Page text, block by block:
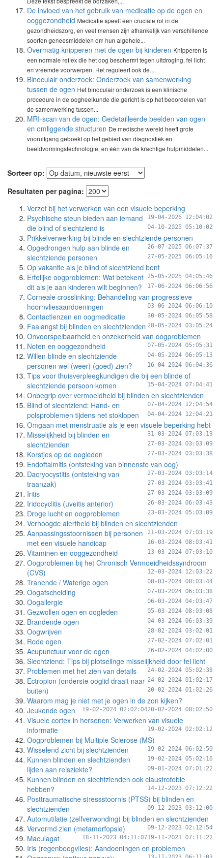
De invloed van het gebruik van medicatie op de ogen en
ooggezondheid Medicatie speelt een cruciale rol in de
gezondheidszorg, en veel mensen zijn afhankelijk van verschillende
soorten geneesmiddelen om hun algehele...
Overmatig knipperen met de ogen bij kinderen Knipperen is
een normale reflex die het oog beschermt tegen uitdroging, fel licht
en vreemde voorwerpen. Het reguleert ook de...
Binoculair onderzoek: Onderzoek van samenwerking
tussen de ogen Het binoculair onderzoek is een klinische
procedure in de oogheelkunde die gericht is op het beoordelen van
de samenwerking tussen...
MRI-scan van de ogen: Gedetailleerde beelden van ogen
en omliggende structuren De medische wereld heeft grote
vooruitgang geboekt op het gebied van diagnostiek en
beeldvormingstechnologie, en één van de krachtige hulpmiddelen...
Sorteer op:
Resultaten per pagina:
Verzet bij het verwerken van een visuele beperking
19-04-2026 12:04:02
Psychische steun bieden aan iemand
die blind of slechtziend is
04-10-2025 05:10:02
Prikkelverwerking bij blinde en slechtziende personen
26-07-2025 06:07:37
Opgedrongen hulp aan blinde en
slechtziende personen
27-05-2025 06:05:16
Op vakantie als je blind of slechtziend bent
25-05-2025 04:05:46
Erfelijke oogproblemen: Wat betekent
dit als je aan kinderen wilt beginnen?
17-06-2024 06:06:56
Corneale crosslinking: Behandeling van progressieve
hoornvliesaandoeningen
03-06-2024 06:06:10
Contactlenzen en oogmedicatie 30-05-2024 06:05:58
Faalangst bij blinden en slechtzienden 28-05-2024 03:05:24
Onvoorspelbaarheid en onzekerheid van oogproblemen
07-05-2024 05:05:31
Noten en ooggezondheid
04-05-2024 06:05:13
Willen blinde en slechtziende
personen wel (weer) (goed) zien?
16-04-2024 06:04:36
Tips voor thuisverpleegkundigen die bij een blinde of
slechtziende persoon komen
15-04-2024 07:04:41
Onbegrip over vermoeidheid bij blinden en slechtzienden
07-04-2024 12:04:54
Blind of slechtziend: Hand- en
polsproblemen tijdens het stoklopen
04-04-2024 12:04:21
Omgaan met menstruatie als je een visuele beperking hebt
31-03-2024 07:03:13
Misselijkheid bij blinden en
slechtzienden
27-03-2024 03:03:09
Korstjes op de oogleden 27-03-2024 03:03:38
Endoftalmitis (ontsteking van binnenste van oog)
27-03-2024 03:03:14
Dacryocystitis (ontsteking van
traanzak)
27-03-2024 03:03:41
Iritis 27-03-2024 03:03:09
Iridocyclitis (uveitis anterior) 26-03-2024 06:03:43
Droge lucht en oogproblemen 23-03-2024 05:03:09
Verhoogde alertheid bij blinden en slechtzienden
21-03-2024 07:03:19
Aanpassingsstoornissen bij personen
met een visuele handicap
16-03-2024 08:03:41
Vitaminen en ooggezondheid 13-03-2024 07:03:10
Oogproblemen bij het Chronisch Vermoeidheidssyndroom
(CVS)
12-03-2024 12:03:22
Tranende / Waterige ogen 08-03-2024 08:03:44
Oogafscheiding 07-03-2024 06:03:38
Oogallergie 06-03-2024 04:03:47
Gezwollen ogen en oogleden 05-03-2024 08:03:08
Brandende ogen 04-03-2024 06:03:39
Oogwrijven 28-02-2024 03:02:01
Rode ogen 27-02-2024 07:02:01
Acupunctuur voor de ogen 26-02-2024 04:02:00
Slechtziend: Tips bij plotselinge misselijkheid door fel licht
24-02-2024 05:02:38
Problemen met het zien van details
24-02-2024 01:02:17
Ectropion (onderste ooglid draait naar
buiten)
20-02-2024 01:02:26
Waarom mag je niet met je ogen in de zon kijken?
20-02-2024 08:02:50
Jeukende ogen 19-02-2024 02:02:04
Visuele cortex in hersenen: Verwerken van visuele
informatie
19-02-2024 02:02:12
Oogproblemen bij Multiple Sclerose (MS)
19-02-2024 06:02:50
Wisselend zicht bij slechtzienden
19-02-2024 05:02:16
Kunnen blinden en slechtzienden
lijden aan reisziekte?
09-01-2024 07:01:22
Kunnen blinden en slechtzienden ook claustrofobie
hebben?
14-12-2023 07:12:22
Posttraumatische stressstoornis (PTSS) bij blinden en
slechtzienden
09-12-2023 03:12:00
Automutilatie (zelfverwonding) bij blinden en slechtzienden
09-12-2023 02:12:54
Vervormd zien (metamorfopsie)
19-11-2023 07:11:22
Maculagat 18-11-2023 04:11:07
Iris (regenboogvlies): Aandoeningen en problemen